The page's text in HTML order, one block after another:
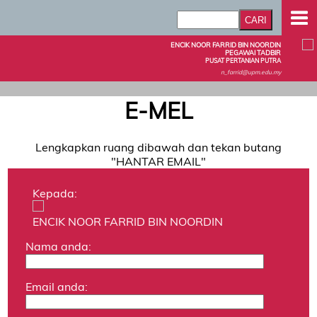
ENCIK NOOR FARRID BIN NOORDIN
PEGAWAI TADBIR
PUSAT PERTANIAN PUTRA
n_farrid@upm.edu.my
E-MEL
Lengkapkan ruang dibawah dan tekan butang
"HANTAR EMAIL"
Kepada:
ENCIK NOOR FARRID BIN NOORDIN
Nama anda:
Email anda: